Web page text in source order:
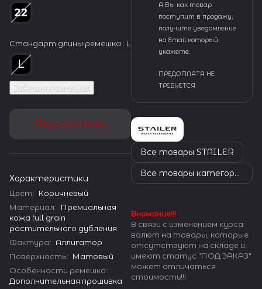
Стандарт длины ремешка : L
Таблица размеров
Подписаться
Характеристики
Цвет: Коричневый
Материал: Премиальная
кожа full grain
растительного дубления
Фактура: Аллигатор
Поверхность: Матовый
Особенности ремешка:
Дополнительная прошивка
А Вы как товар
поступит в продажу,
получите уведомление
на Email который
укажете.
ПРЕДОПЛАТА НЕ
ТРЕБУЕТСЯ
Все товары STAILER
Все товары категории
Внимание!!!
В связи с изменением курса
валют на товары, которые
отсутствуют на складе и
имеют статус "ПОД ЗАКАЗ"
может отличаться
стоимость!!!